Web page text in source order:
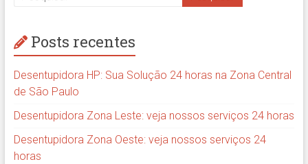
Posts recentes
Desentupidora HP: Sua Solução 24 horas na Zona Central
de São Paulo
Desentupidora Zona Leste: veja nossos serviços 24 horas
Desentupidora Zona Oeste: veja nossos serviços 24
horas